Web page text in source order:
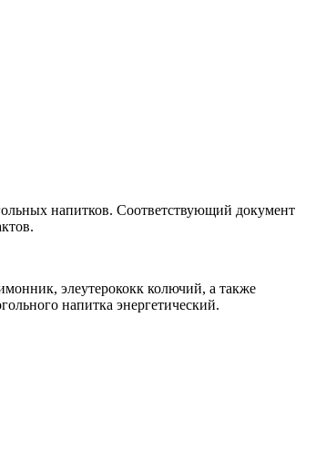
напитков. Соответствующий документ
элеутерококк колючий, а также
напитка энергетический.